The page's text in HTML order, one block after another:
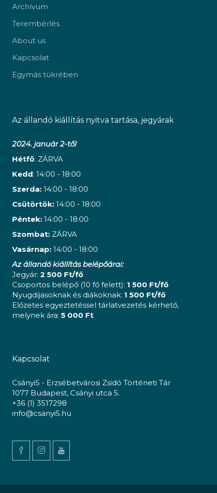
Archívum
Terembérlés
About us
Kapcsolat
Egymás tükrében
Az állandó kiállítás nyitva tartása, jegyárak
2024. január 2-től
Hétfő: ZÁRVA
Kedd: 14:00 - 18:00
Szerda: 14:00 - 18:00
Csütörtök: 14:00 - 18:00
Péntek: 14:00 - 18:00
Szombat: ZÁRVA
Vasárnap: 14:00 - 18:00
Az állandó kiállítás belépőárai:
Jegyár: 2 500 Ft/fő
Csoportos belépő (10 fő felett): 1 500 Ft/fő
Nyugdíjasoknak és diákoknak: 1 500 Ft/fő
Előzetes egyeztetéssel tárlatvezetés kérhető,
melynek ára: 5 000 Ft
Kapcsolat
Csányi5 - Erzsébetvárosi Zsidó Történeti Tár
1077 Budapest, Csányi utca 5.
+36 (1) 3517298
info@csanyi5.hu